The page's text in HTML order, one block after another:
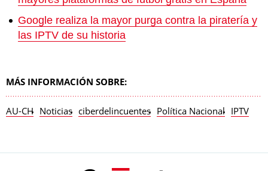
Google realiza la mayor purga contra la piratería y
las IPTV de su historia
MÁS INFORMACIÓN SOBRE:
AU-CH Noticias ciberdelincuentes Política Nacional IPTV